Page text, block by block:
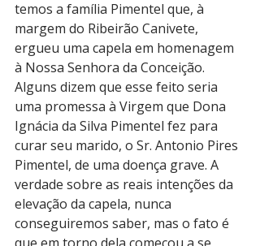
temos a família Pimentel que, à
margem do Ribeirão Canivete,
ergueu uma capela em homenagem
à Nossa Senhora da Conceição.
Alguns dizem que esse feito seria
uma promessa à Virgem que Dona
Ignácia da Silva Pimentel fez para
curar seu marido, o Sr. Antonio Pires
Pimentel, de uma doença grave. A
verdade sobre as reais intenções da
elevação da capela, nunca
conseguiremos saber, mas o fato é